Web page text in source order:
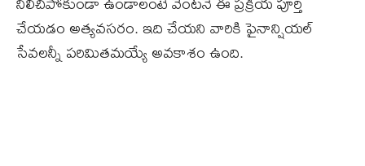
చేయడం అత్యవసరం. ఇది చేయని వారికి ఫైనాన్షియల్
సేవలన్నీ పరిమితమయ్యే అవకాశం ఉంది.